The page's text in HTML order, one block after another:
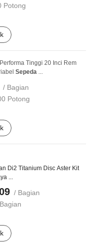
Potong
Tinggi 20 Inci Rem
Sepeda ...
/ Bagian
Potong
Di2 Titanium Disc Aster Kit
...
/ Bagian